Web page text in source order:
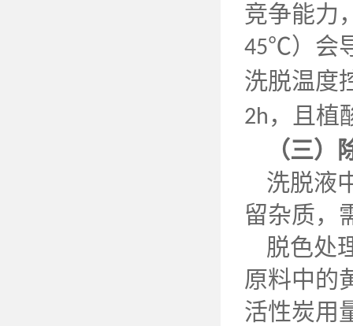
竞争能力
45℃）会
洗脱温度
2h ，且植
（三）
洗脱液
留杂质，
脱色处
原料中的
活性炭用